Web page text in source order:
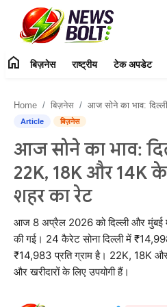
Home
बिज़नेस
राष्ट्रीय
टेक अपडेट
खेल
home बिज़नेस राष्ट्रीय टेक अपडेट
Home बिज़नेस आज सोने का भाव: दिल्ली-मुंबई में 24K, 22K,
Article बिज़नेस
आज सोने का भाव:
22K, 18K और 14K
शहर का रेट
आज 8 अप्रैल 2026 को दिल्ली और मुंबई में
की गई। 24 कैरेट सोना दिल्ली में
₹14,983 प्रति ग्राम है। 22K, 18K
और खरीदारों के लिए उपयोगी हैं।